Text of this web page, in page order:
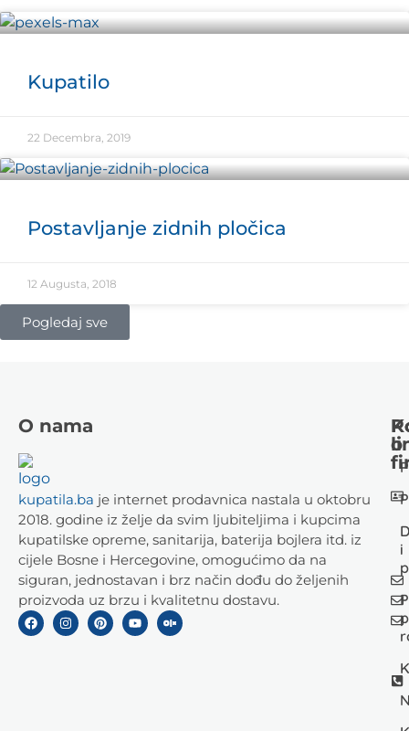
Kupatilo
22 Decembra, 2019
Postavljanje zidnih pločica
12 Augusta, 2018
Pogledaj sve
O nama
kupatila.ba je internet prodavnica nastala u oktobru
2018. godine iz želje da svim ljubiteljima i kupcima
kupatilske opreme, sanitarija, baterija bojlera itd. iz
cijele Bosne i Hercegovine, omogućimo da na
siguran, jednostavan i brz način dođu do željenih
proizvoda uz brzu i kvalitetnu dostavu.
i
o